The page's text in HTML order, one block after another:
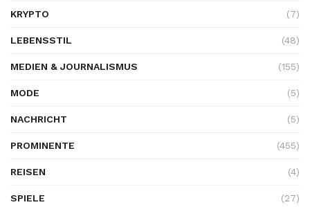
KRYPTO (7)
LEBENSSTIL (48)
MEDIEN & JOURNALISMUS (155)
MODE (5)
NACHRICHT (5)
PROMINENTE (455)
REISEN (4)
SPIELE (27)